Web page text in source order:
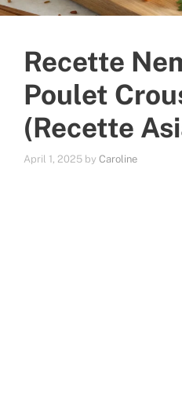
Recette
Poulet
(Recette
April 1, 2025 by Caroline